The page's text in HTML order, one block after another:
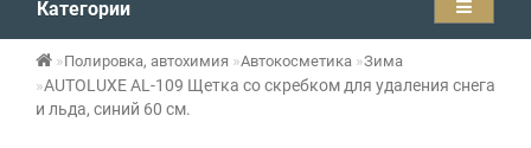
Категории
Полировка, автохимия Автокосметика Зима
AUTOLUXE AL-109 Щетка со скребком для удаления снега
и льда, синий 60 см.